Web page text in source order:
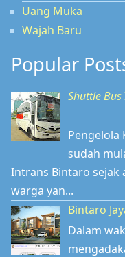
Uang Muka
Wajah Baru
Popular
Shuttle Bus
Pengelola
sudah
Intrans Bintaro sejak
warga yan...
Bintaro
Dalam